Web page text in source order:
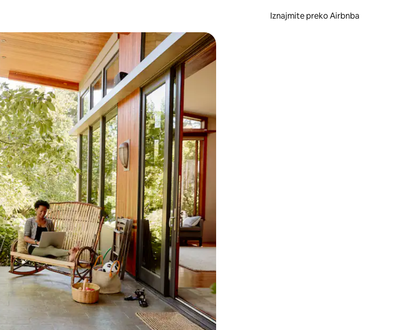
Iznajmite preko Airbnba
prema gore i prema dolje, kao i dodirom ili prelaskom prstom po zaslonu.